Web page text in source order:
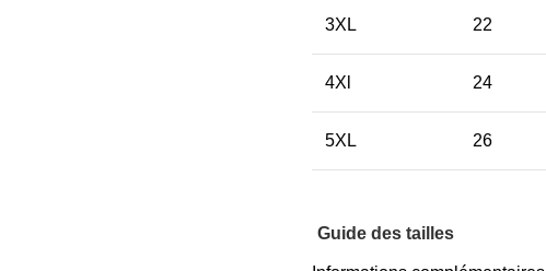
3XL 22
4Xl 24
5XL 26
Guide des tailles